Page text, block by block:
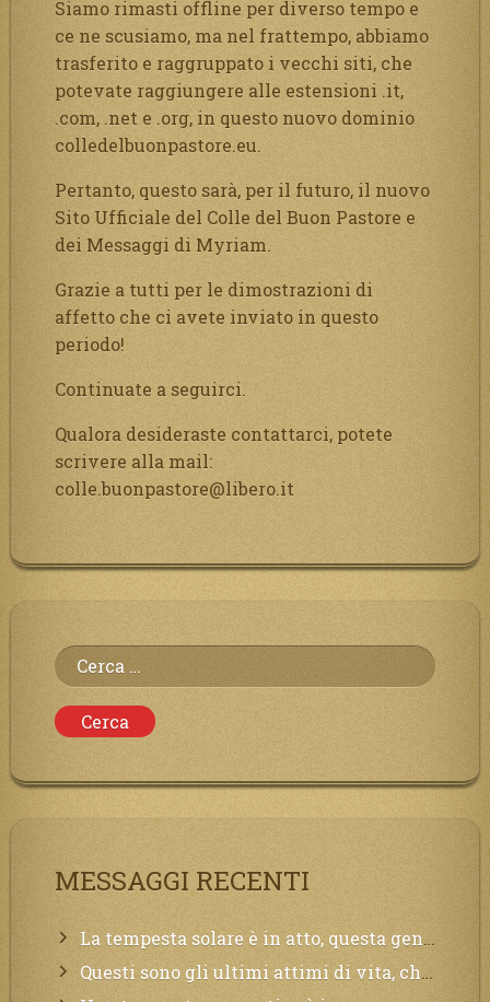
Siamo rimasti offline per diverso tempo e
ce ne scusiamo, ma nel frattempo, abbiamo
trasferito e raggruppato i vecchi siti, che
potevate raggiungere alle estensioni .it,
.com, .net e .org, in questo nuovo dominio
colledelbuonpastore.eu.
Pertanto, questo sarà, per il futuro, il nuovo
Sito Ufficiale del Colle del Buon Pastore e
dei Messaggi di Myriam.
Grazie a tutti per le dimostrazioni di
affetto che ci avete inviato in questo
periodo!
Continuate a seguirci.
Qualora desideraste contattarci, potete
scrivere alla mail:
colle.buonpastore@libero.it
Ricerca
per:
MESSAGGI RECENTI
La tempesta solare è in atto, questa generazione soffrirà molto, la Terra arderà, l’acqua sarà contaminata, il cibo non sarà più nelle vostre mense.
Questi sono gli ultimi attimi di vita, chi si vuole salvare Mi chiami in suo aiuto.